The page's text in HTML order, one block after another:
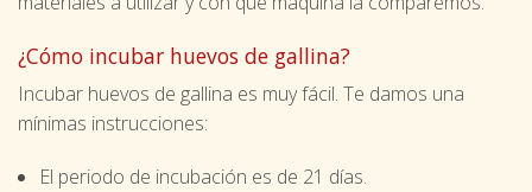
¿Cómo incubar huevos de gallina?
Incubar huevos de gallina es muy fácil. Te damos una
mínimas instrucciones:
El periodo de incubación es de 21 días.